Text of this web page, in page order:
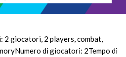
2 giocatori, 2 players, combat,
di giocatori: 2Tempo di